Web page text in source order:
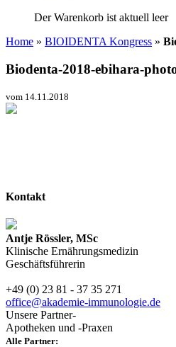
Der Warenkorb ist aktuell leer
Home » BIOIDENTA Kongress »
Biodenta-2018-ebihara-
vom 14.11.2018
Kontakt
Antje Rössler, MSc
Klinische Ernährungsmedizin
Geschäftsführerin
+49 (0) 23 81 - 37 35 271
office@akademie-immunologie.de
Unsere Partner-
Apotheken und -Praxen
Alle Partner: